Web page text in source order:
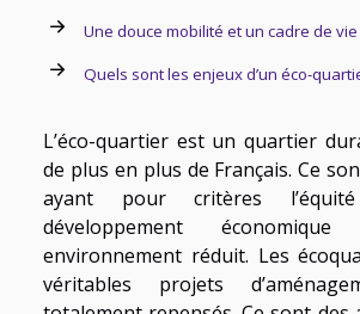
Une douce mobilité et un cadre de
Quels sont les enjeux d’un éco-
L’éco-quartier est un quartier
de plus en plus de Français. Ce
ayant pour critères
développement
environnement réduit. Les
véritables projets